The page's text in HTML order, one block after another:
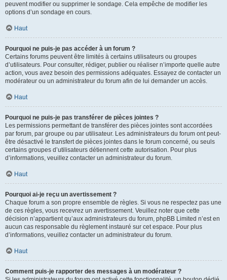
peuvent modifier ou supprimer le sondage. Cela empêche de modifier les
options d’un sondage en cours.
Haut
Pourquoi ne puis-je pas accéder à un forum ?
Certains forums peuvent être limités à certains utilisateurs ou groupes
d’utilisateurs. Pour consulter, rédiger, publier ou réaliser n’importe quelle autre
action, vous avez besoin des permissions adéquates. Essayez de contacter un
modérateur ou un administrateur du forum afin de lui demander un accès.
Haut
Pourquoi ne puis-je pas transférer de pièces jointes ?
Les permissions permettant de transférer des pièces jointes sont accordées
par forum, par groupe ou par utilisateur. Les administrateurs du forum ont peut-
être désactivé le transfert de pièces jointes dans le forum concerné, ou seuls
certains groupes d’utilisateurs détiennent cette autorisation. Pour plus
d’informations, veuillez contacter un administrateur du forum.
Haut
Pourquoi ai-je reçu un avertissement ?
Chaque forum a son propre ensemble de règles. Si vous ne respectez pas une
de ces règles, vous recevrez un avertissement. Veuillez noter que cette
décision n’appartient qu’aux administrateurs du forum, phpBB Limited n’est en
aucun cas responsable du règlement instauré sur cet espace. Pour plus
d’informations, veuillez contacter un administrateur du forum.
Haut
Comment puis-je rapporter des messages à un modérateur ?